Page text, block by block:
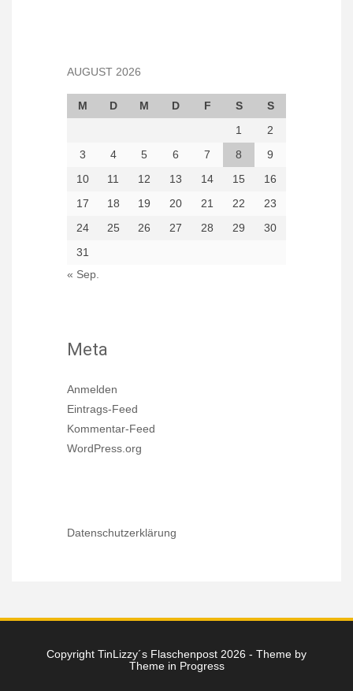
AUGUST 2026
M D M D F S
S
1
2
3
4 5 6 7 8
9
10
11 12 13 14 15
16
17
18 19 20 21 22
23
24
25 26 27 28 29
30
31
« Sep.
Meta
Anmelden
Eintrags-Feed
Kommentar-Feed
WordPress.org
Datenschutzerklärung
Copyright TinLizzy´s Flaschenpost 2026 - Theme by
Theme in Progress